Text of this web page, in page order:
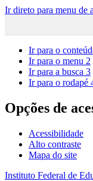
Ir direto para menu de
Ir para o
Ir para o menu 2
Ir para a busca 3
Ir para o rodapé
Opções de
Acessibilidade
Alto contraste
Mapa do site
Instituto Federal de